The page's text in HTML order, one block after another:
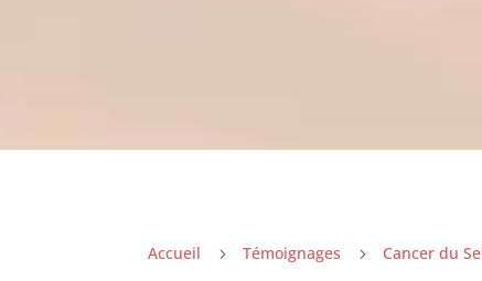
Accueil 5 Témoignages 5 Cancer du